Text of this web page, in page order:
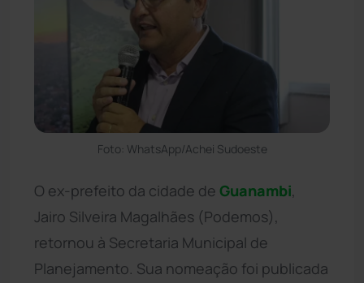
Foto: WhatsApp/Achei Sudoeste
O ex-prefeito da cidade de Guanambi,
Jairo Silveira Magalhães (Podemos),
retornou à Secretaria Municipal de
Planejamento. Sua nomeação foi publicada